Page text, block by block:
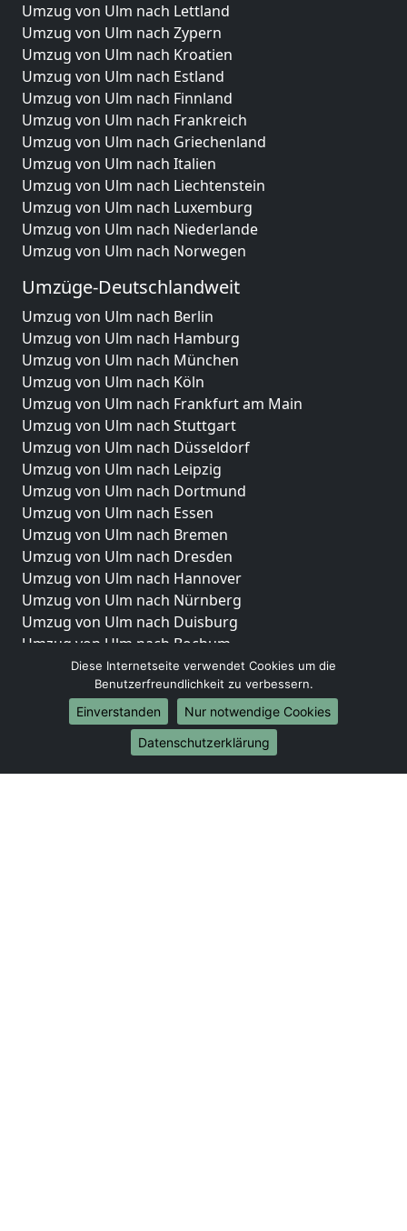
Umzug von Ulm nach Lettland
Umzug von Ulm nach Zypern
Umzug von Ulm nach Kroatien
Umzug von Ulm nach Estland
Umzug von Ulm nach Finnland
Umzug von Ulm nach Frankreich
Umzug von Ulm nach Griechenland
Umzug von Ulm nach Italien
Umzug von Ulm nach Liechtenstein
Umzug von Ulm nach Luxemburg
Umzug von Ulm nach Niederlande
Umzug von Ulm nach Norwegen
Umzüge-Deutschlandweit
Umzug von Ulm nach Berlin
Umzug von Ulm nach Hamburg
Umzug von Ulm nach München
Umzug von Ulm nach Köln
Umzug von Ulm nach Frankfurt am Main
Umzug von Ulm nach Stuttgart
Umzug von Ulm nach Düsseldorf
Umzug von Ulm nach Leipzig
Umzug von Ulm nach Dortmund
Umzug von Ulm nach Essen
Umzug von Ulm nach Bremen
Umzug von Ulm nach Dresden
Umzug von Ulm nach Hannover
Umzug von Ulm nach Nürnberg
Umzug von Ulm nach Duisburg
Umzug von Ulm nach Bochum
Umzug von Ulm nach Wuppertal
Umzug von Ulm nach Bielefeld
Umzug von Ulm nach Bonn
Umzug von Ulm nach Münster
Diese Internetseite verwendet Cookies um die
Benutzerfreundlichkeit zu verbessern.
Einverstanden
Nur notwendige Cookies
Datenschutzerklärung